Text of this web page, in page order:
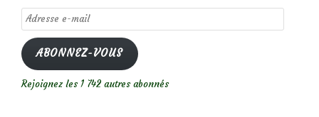
Adresse
e-
mail
ABONNEZ-VOUS
Rejoignez les 1 742 autres abonnés